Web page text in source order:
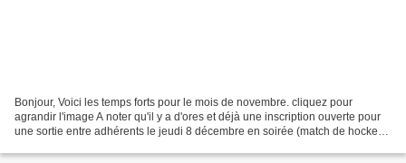
Bonjour, Voici les temps forts pour le mois de novembre. cliquez pour
agrandir l'image A noter qu'il y a d'ores et déjà une inscription ouverte pour
une sortie entre adhérents le jeudi 8 décembre en soirée (match de hockey